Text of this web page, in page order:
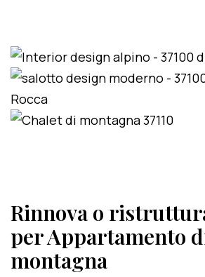
Rinnova o
per Appartamento
montagna